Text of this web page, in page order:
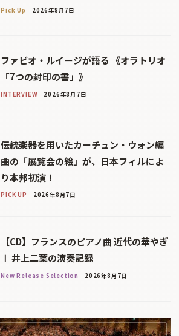
Pick Up 2026年8月7日
ファビオ・ルイージが語る 《オラトリオ
「7つの封印の書」》
INTERVIEW 2026年8月7日
伝統楽器を用いたカーチュン・ウォン編
曲の「展覧会の絵」が、日本フィルによ
り本邦初演！
PICK UP 2026年8月7日
【CD】フランスのピアノ曲 近代の華やぎ
Ⅰ 井上二葉の演奏記録
New Release Selection 2026年8月7日